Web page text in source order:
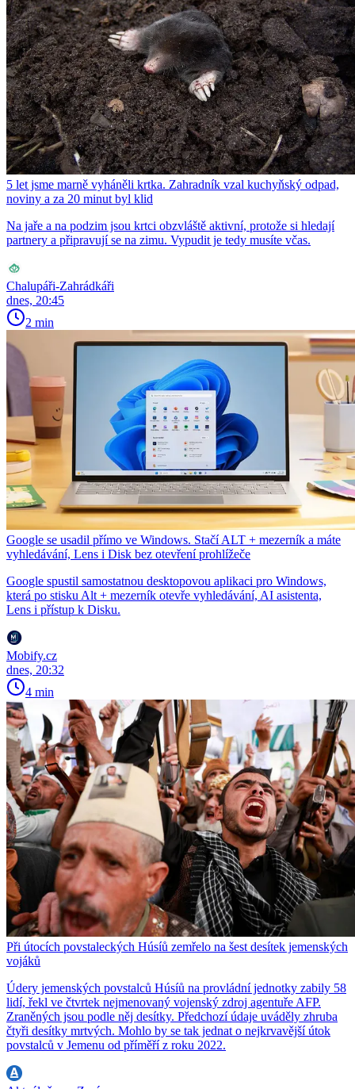
5 let jsme marně vyháněli krtka. Zahradník vzal kuchyňský odpad,
noviny a za 20 minut byl klid
Na jaře a na podzim jsou krtci obzvláště aktivní, protože si hledají
partnery a připravují se na zimu. Vypudit je tedy musíte včas.
Chalupáři-Zahrádkáři
dnes, 20:45
2 min
Google se usadil přímo ve Windows. Stačí ALT + mezerník a máte
vyhledávání, Lens i Disk bez otevření prohlížeče
Google spustil samostatnou desktopovou aplikaci pro Windows,
která po stisku Alt + mezerník otevře vyhledávání, AI asistenta,
Lens i přístup k Disku.
Mobify.cz
dnes, 20:32
4 min
Při útocích povstaleckých Húsíů zemřelo na šest desítek jemenských
vojáků
Údery jemenských povstalců Húsíů na provládní jednotky zabily 58
lidí, řekl ve čtvrtek nejmenovaný vojenský zdroj agentuře AFP.
Zraněných jsou podle něj desítky. Předchozí údaje uváděly zhruba
čtyři desítky mrtvých. Mohlo by se tak jednat o nejkrvavější útok
povstalců v Jemenu od příměří z roku 2022.